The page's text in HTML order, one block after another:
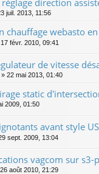
juil. 2013, 11:56
chauffage webasto
17 févr. 2010, 09:41
de vitesse
» 22 mai 2013, 01:40
static
2009, 01:50
avant style US
sept. 2009, 13:04
vagcom sur s3-
26 août 2010, 21:29